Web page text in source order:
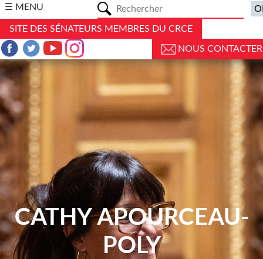
☰ MENU
SITE DES SÉNATEURS MEMBRES DU CRCE
NOUS CONTACTER
CATHY APOURCEAU-
POLY